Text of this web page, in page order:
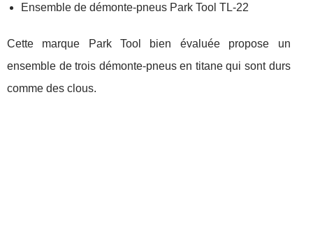
Ensemble de démonte-pneus Park Tool TL-22
Cette marque Park Tool bien évaluée propose un
ensemble de trois démonte-pneus en titane qui sont durs
comme des clous.